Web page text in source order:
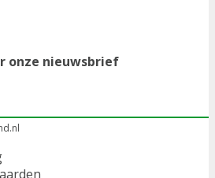
onze nieuwsbrief